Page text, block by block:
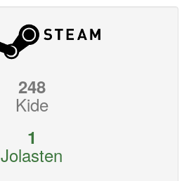
248
Kide
1
Jolasten